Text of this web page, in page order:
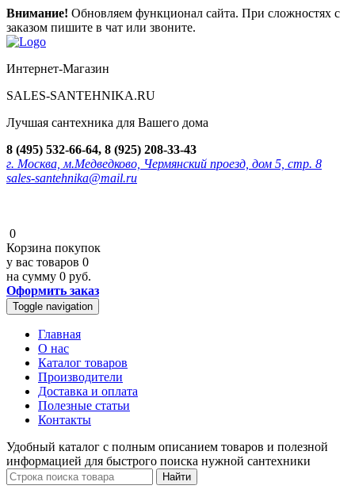
Внимание! Обновляем функционал сайта. При сложностях с
заказом пишите в чат или звоните.
Интернет-Магазин
SALES-SANTEHNIKA.RU
Лучшая сантехника для Вашего дома
8 (495) 532-66-64, 8 (925) 208-33-43
г. Москва, м.Медведково, Чермянский проезд, дом 5, стр. 8
sales-santehnika@mail.ru
0
Корзина покупок
у вас товаров 0
на сумму 0 руб.
Оформить заказ
Toggle navigation
Главная
О нас
Каталог товаров
Производители
Доставка и оплата
Полезные статьи
Контакты
Удобный каталог с полным описанием товаров и полезной
информацией для быстрого поиска нужной сантехники